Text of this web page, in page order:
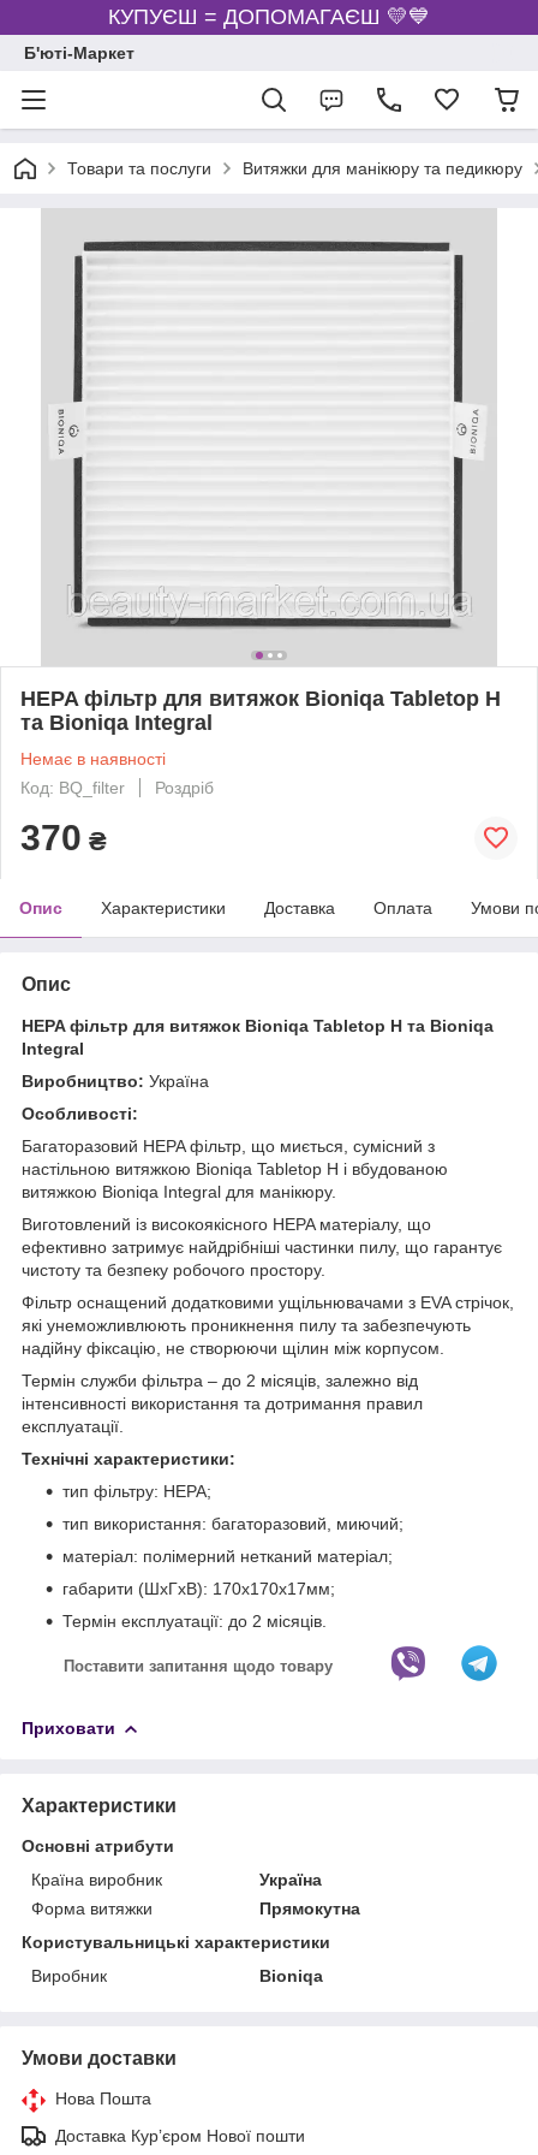
КУПУЄШ = ДОПОМАГАЄШ 💛💙
Б'юті-Маркет
Товари та послуги Витяжки для манікюру та педикюру
HEPA фільтр для витяжок Bioniqa Tabletop H
та Bioniqa Integral
Немає в наявності
Код: BQ_filter
Роздріб
370 ₴
Опис Характеристики Доставка Оплата Умови
Опис
HEPA фільтр для витяжок Bioniqa Tabletop H та Bioniqa
Integral
Виробництво: Україна
Особливості:
Багаторазовий HEPA фільтр, що миється, сумісний з
настільною витяжкою Bioniqa Tabletop H і вбудованою
витяжкою Bioniqa Integral для манікюру.
Виготовлений із високоякісного HEPA матеріалу, що
ефективно затримує найдрібніші частинки пилу, що гарантує
чистоту та безпеку робочого простору.
Фільтр оснащений додатковими ущільнювачами з EVA стрічок,
які унеможливлюють проникнення пилу та забезпечують
надійну фіксацію, не створюючи щілин між корпусом.
Термін служби фільтра – до 2 місяців, залежно від
інтенсивності використання та дотримання правил
експлуатації.
Технічні характеристики:
тип фільтру: HEPA;
тип використання: багаторазовий, миючий;
матеріал: полімерний нетканий матеріал;
габарити (ШхГхВ): 170х170х17мм;
Термін експлуатації: до 2 місяців.
Поставити запитання щодо товару
Приховати
Характеристики
Основні атрибути
Країна виробник
Україна
Форма витяжки
Прямокутна
Користувальницькі характеристики
Виробник
Bioniqa
Умови доставки
Нова Пошта
Доставка Курʼєром Нової пошти